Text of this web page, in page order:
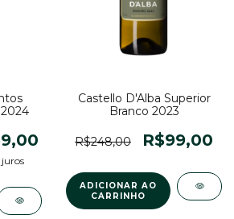
Castello D'Alba Superior
Branco 2023
R$248,00 R$99,00